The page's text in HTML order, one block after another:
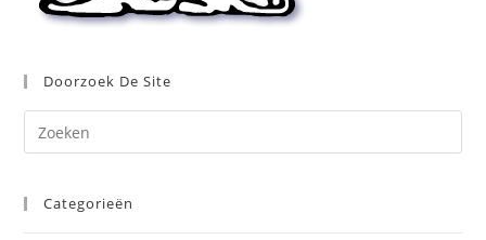
Doorzoek De Site
op
Categorieën